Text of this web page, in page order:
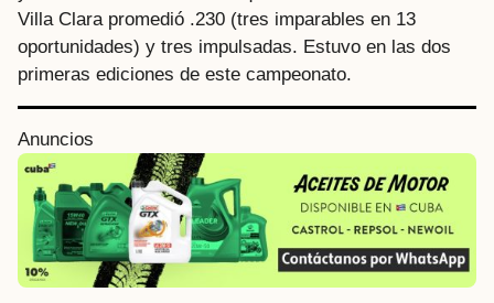
Villa Clara promedió .230 (tres imparables en 13
oportunidades) y tres impulsadas. Estuvo en las dos
primeras ediciones de este campeonato.
Anuncios